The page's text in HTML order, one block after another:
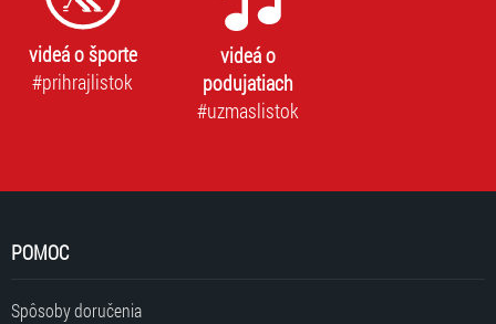
videá o športe
#prihrajlistok
videá o
podujatiach
#uzmaslistok
POMOC
Spôsoby doručenia